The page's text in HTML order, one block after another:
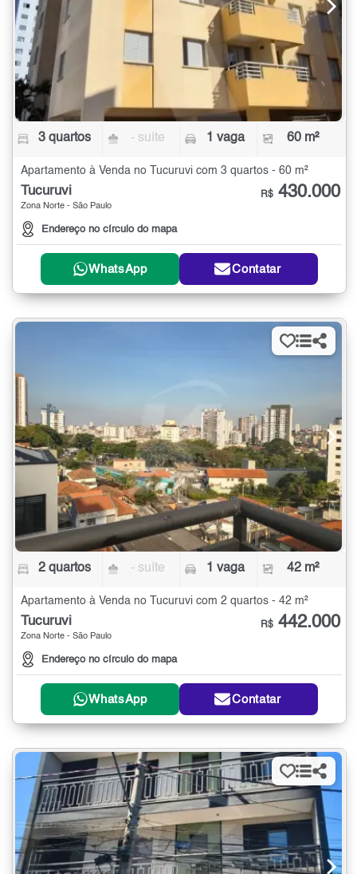
3 quartos - suíte 1 vaga 60 m²
Apartamento à Venda no Tucuruvi com 3 quartos - 60 m²
Tucuruvi
Zona Norte - São Paulo
Endereço no círculo do mapa
R$ 430.000
WhatsApp Contatar
2 quartos - suíte 1 vaga 42 m²
Apartamento à Venda no Tucuruvi com 2 quartos - 42 m²
Tucuruvi
Zona Norte - São Paulo
Endereço no círculo do mapa
R$ 442.000
WhatsApp Contatar